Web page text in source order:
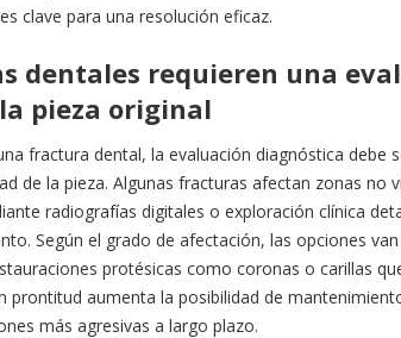
clave para una resolución eficaz.
dentales requieren una
pieza original
fractura dental, la evaluación diagnóstica debe
de la pieza. Algunas fracturas afectan zonas no
radiografías digitales o exploración clínica
Según el grado de afectación, las opciones
protésicas como coronas o carillas
prontitud aumenta la posibilidad de
más agresivas a largo plazo.